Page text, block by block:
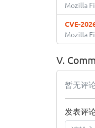
Mozilla
CVE-
Mozilla
V.
暂无评
发表评